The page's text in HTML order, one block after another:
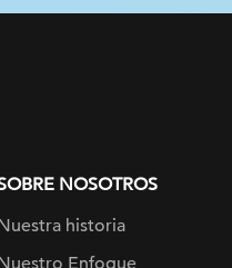
NOSOTROS
historia